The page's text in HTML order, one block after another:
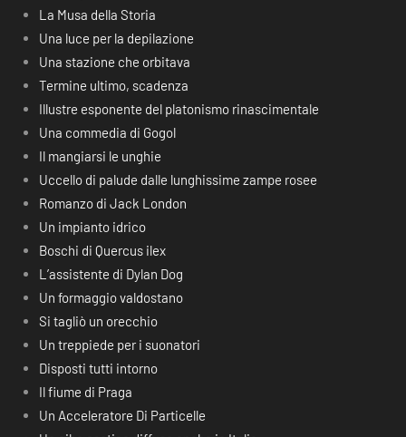
La Musa della Storia
Una luce per la depilazione
Una stazione che orbitava
Termine ultimo, scadenza
Illustre esponente del platonismo rinascimentale
Una commedia di Gogol
Il mangiarsi le unghie
Uccello di palude dalle lunghissime zampe rosee
Romanzo di Jack London
Un impianto idrico
Boschi di Quercus ilex
L’assistente di Dylan Dog
Un formaggio valdostano
Si tagliò un orecchio
Un treppiede per i suonatori
Disposti tutti intorno
Il fiume di Praga
Un Acceleratore Di Particelle